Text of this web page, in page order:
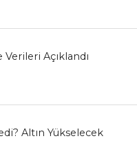
Açıklandı
Altın Yükselecek